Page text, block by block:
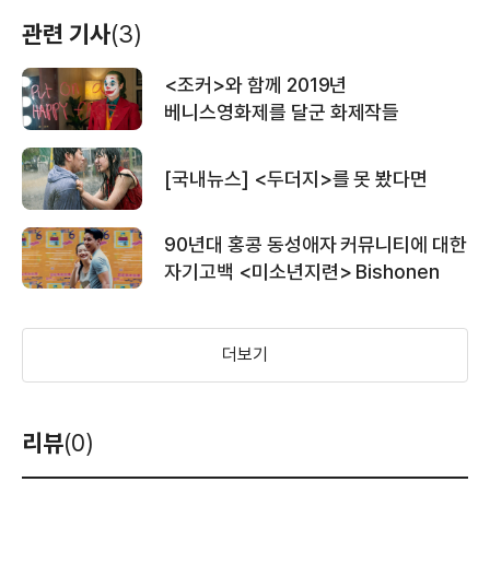
관련 기사(3)
<조커>와 함께 2019년
베니스영화제를 달군 화제작들
[국내뉴스] <두더지>를 못 봤다면
90년대 홍콩 동성애자 커뮤니티에 대한
자기고백 <미소년지련> Bishonen
더보기
리뷰(0)